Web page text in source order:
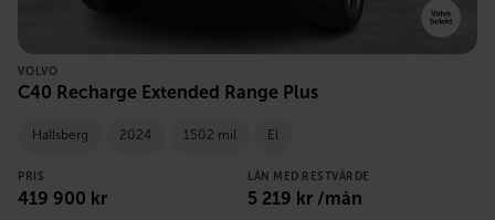
VOLVO
C40 Recharge Extended Range Plus
Hallsberg 2024 1502 mil El
PRIS
419 900 kr
LÅN MED RESTVÄRDE
5 219 kr /mån